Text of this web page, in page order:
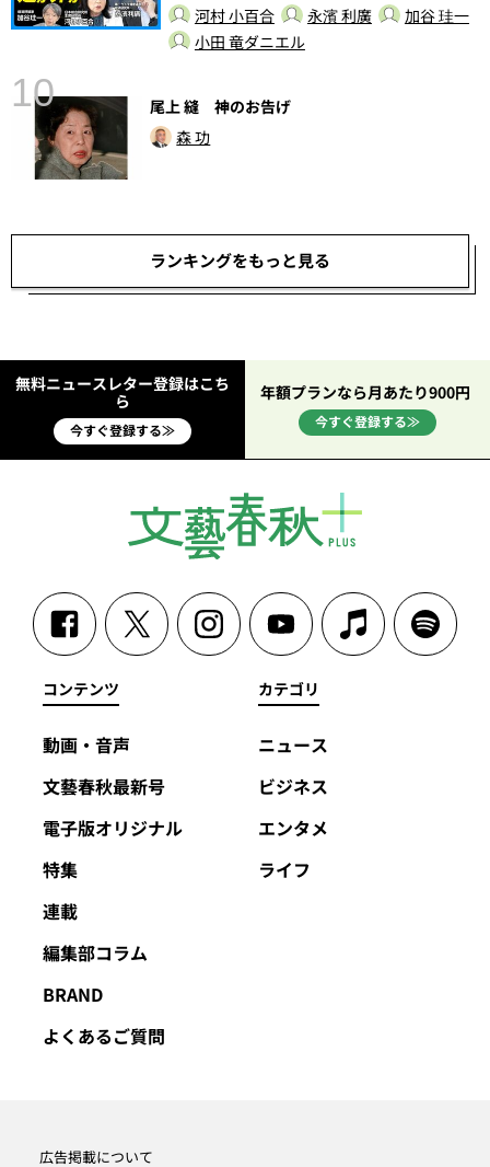
河村 小百合 永濱 利廣
加谷 珪一
小田 竜ダニエル
10
尾上 縫 神のお告げ
森 功
ランキングをもっと見る
無料ニュースレター登録はこち
ら
今すぐ登録する≫
年額プランなら月あたり900円
今すぐ登録する≫
コンテンツ
動画・音声
文藝春秋最新号
電子版オリジナル
特集
連載
編集部コラム
BRAND
よくあるご質問
カテゴリ
ニュース
ビジネス
エンタメ
ライフ
広告掲載について